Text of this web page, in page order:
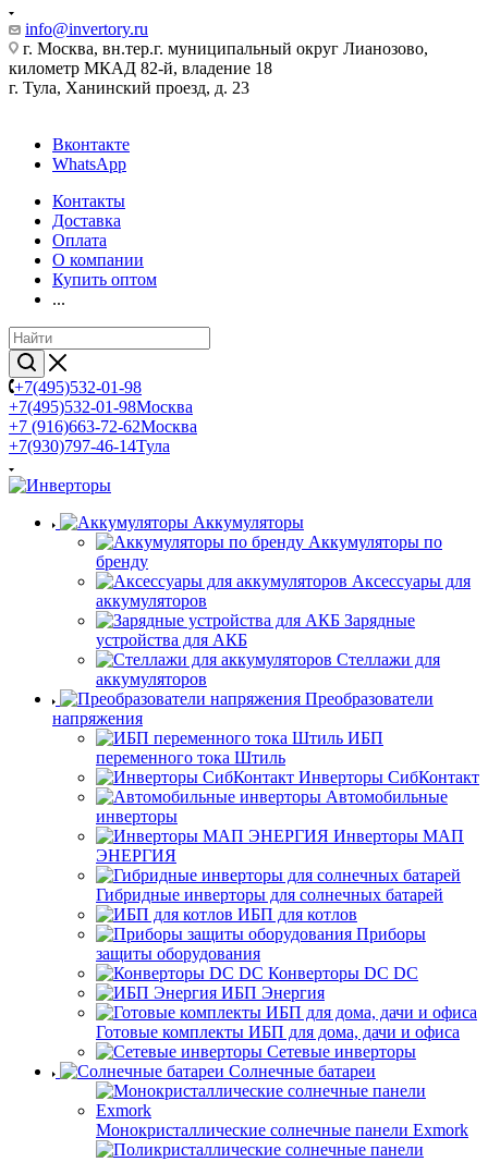
info@invertory.ru
г. Москва, вн.тер.г. муниципальный округ Лианозово,
километр МКАД 82-й, владение 18
г. Тула, Ханинский проезд, д. 23
Вконтакте
WhatsApp
Контакты
Доставка
Оплата
О компании
Купить оптом
...
+7(495)532-01-98
+7(495)532-01-98Москва
+7 (916)663-72-62Москва
+7(930)797-46-14Тула
Аккумуляторы
Аккумуляторы по
бренду
Аксессуары для
аккумуляторов
Зарядные
устройства для АКБ
Стеллажи для
аккумуляторов
Преобразователи
напряжения
ИБП
переменного тока Штиль
Инверторы СибКонтакт
Автомобильные
инверторы
Инверторы МАП
ЭНЕРГИЯ
Гибридные инверторы для солнечных батарей
ИБП для котлов
Приборы
защиты оборудования
Конверторы DC DC
ИБП Энергия
Готовые комплекты ИБП для дома, дачи и офиса
Сетевые инверторы
Солнечные батареи
Монокристаллические солнечные панели Exmork